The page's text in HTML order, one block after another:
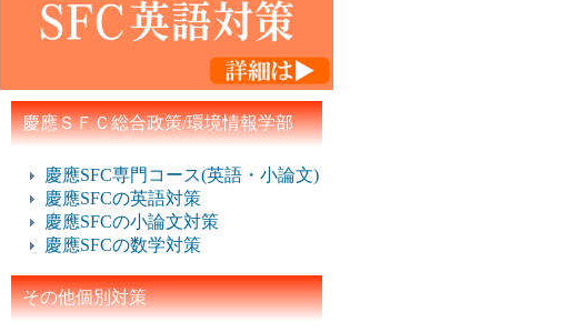
慶應ＳＦＣ総合政策/環境情報学部
慶應SFC専門コース(英語・小論文)
慶應SFCの英語対策
慶應SFCの小論文対策
慶應SFCの数学対策
その他個別対策